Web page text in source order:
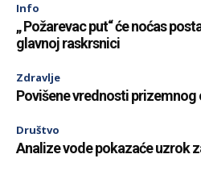
Info
„ Požarevac put“ će noćas
glavnoj raskrsnici
Zdravlje
Povišene vrednosti prizemnog
Društvo
Analize vode pokazaće uzrok